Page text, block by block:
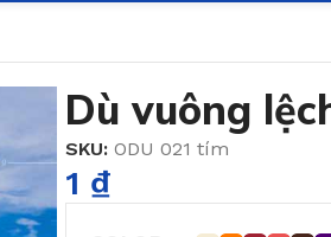
Dù vuông
SKU: ODU 021 tím
1 ₫